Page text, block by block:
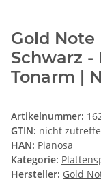
Gold Note
Schwarz
Tonarm |
Artikelnummer:
GTIN: nicht
HAN: Pianosa
Kategorie:
Hersteller: Gold